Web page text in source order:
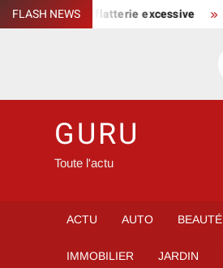
Skip
to
FLASH NEWS
parcours sans flatterie excessive
GURU
Toute l'actu
ACTU AUTO BEAUTÉ
IMMOBILIER JARDIN